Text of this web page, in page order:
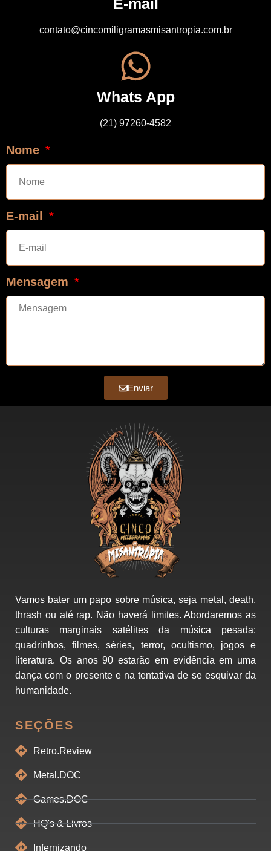
E-mail
contato@cincomiligramasmisantropia.com.br
Whats App
(21) 97260-4582
Nome
E-mail
Mensagem
Enviar
Vamos bater um papo sobre música, seja metal, death,
thrash ou até rap. Não haverá limites. Abordaremos as
culturas marginais satélites da música pesada:
quadrinhos, filmes, séries, terror, ocultismo, jogos e
literatura. Os anos 90 estarão em evidência em uma
dança com o presente e na tentativa de se esquivar da
humanidade.
SEÇÕES
Retro.Review
Metal.DOC
Games.DOC
HQ's & Livros
Infernizando